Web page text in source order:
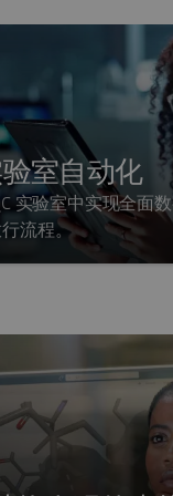
验室自动化
实验室中实现全面
流程。